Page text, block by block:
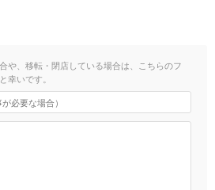
や、移転・閉店している場合は、こちらのフ
幸いです。